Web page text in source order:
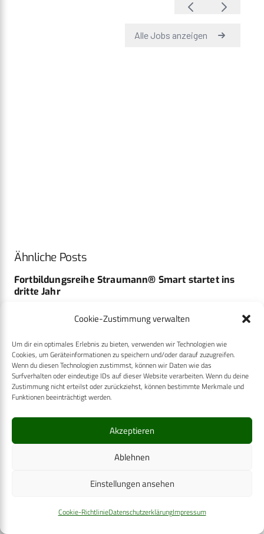
Cookie-Zustimmung verwalten
Um dir ein optimales Erlebnis zu bieten, verwenden wir Technologien wie
Cookies, um Geräteinformationen zu speichern und/oder darauf zuzugreifen.
Wenn du diesen Technologien zustimmst, können wir Daten wie das
Surfverhalten oder eindeutige IDs auf dieser Website verarbeiten. Wenn du deine
Zustimmung nicht erteilst oder zurückziehst, können bestimmte Merkmale und
Funktionen beeinträchtigt werden.
Akzeptieren
Ablehnen
Einstellungen ansehen
Cookie-RichtlinieDatenschutzerklärungImpressum
Ähnliche Posts
Fortbildungsreihe Straumann® Smart startet ins
dritte Jahr